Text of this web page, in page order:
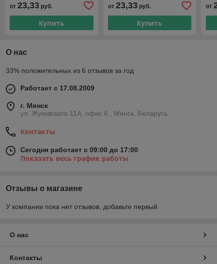
штуцер
от 23,33 руб.
Купить
штуцер
от 23,33руб.
Купить
от
О нас
33% положительных из 6 отзывов за год
Работает с 17.08.2009
г. Минск
ул. Жуковского 11А, офис 6., Минск, Беларусь
Контакты
Сегодня работает с 09:00 до 17:00
Показать весь график работы
Отзывы о магазине
У компании пока нет отзывов, добавьте первый
О нас
Контакты